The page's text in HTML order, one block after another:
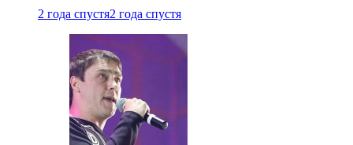
2 года спустя2 года спустя